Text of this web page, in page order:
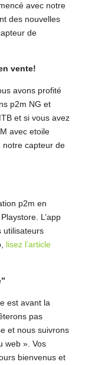
avec notre
des nouvelles
de
vente!
avons profité
p2m NG et
et si vous avez
avec etoile
notre capteur de
p2m en
L’app
utilisateurs
lisez l’article
est avant la
pas
et nous suivrons
web ». Vos
bienvenus et